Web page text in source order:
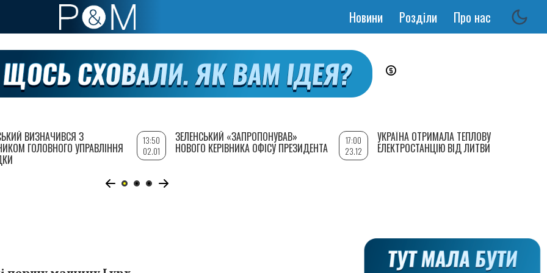
Основная
Новини Розділи Про нас
ВИЗНАЧИВСЯ З
ГОЛОВНОГО УПРАВЛІННЯ
13:50
02.01
ЗЕЛЕНСЬКИЙ «ЗАПРОПОНУВАВ»
НОВОГО КЕРІВНИКА ОФІСУ ПРЕЗИДЕНТА
17:00
23.12
УКРАЇНА ОТРИМАЛА ТЕПЛОВУ
ЕЛЕКТРОСТАНЦІЮ ВІД ЛИТВИ